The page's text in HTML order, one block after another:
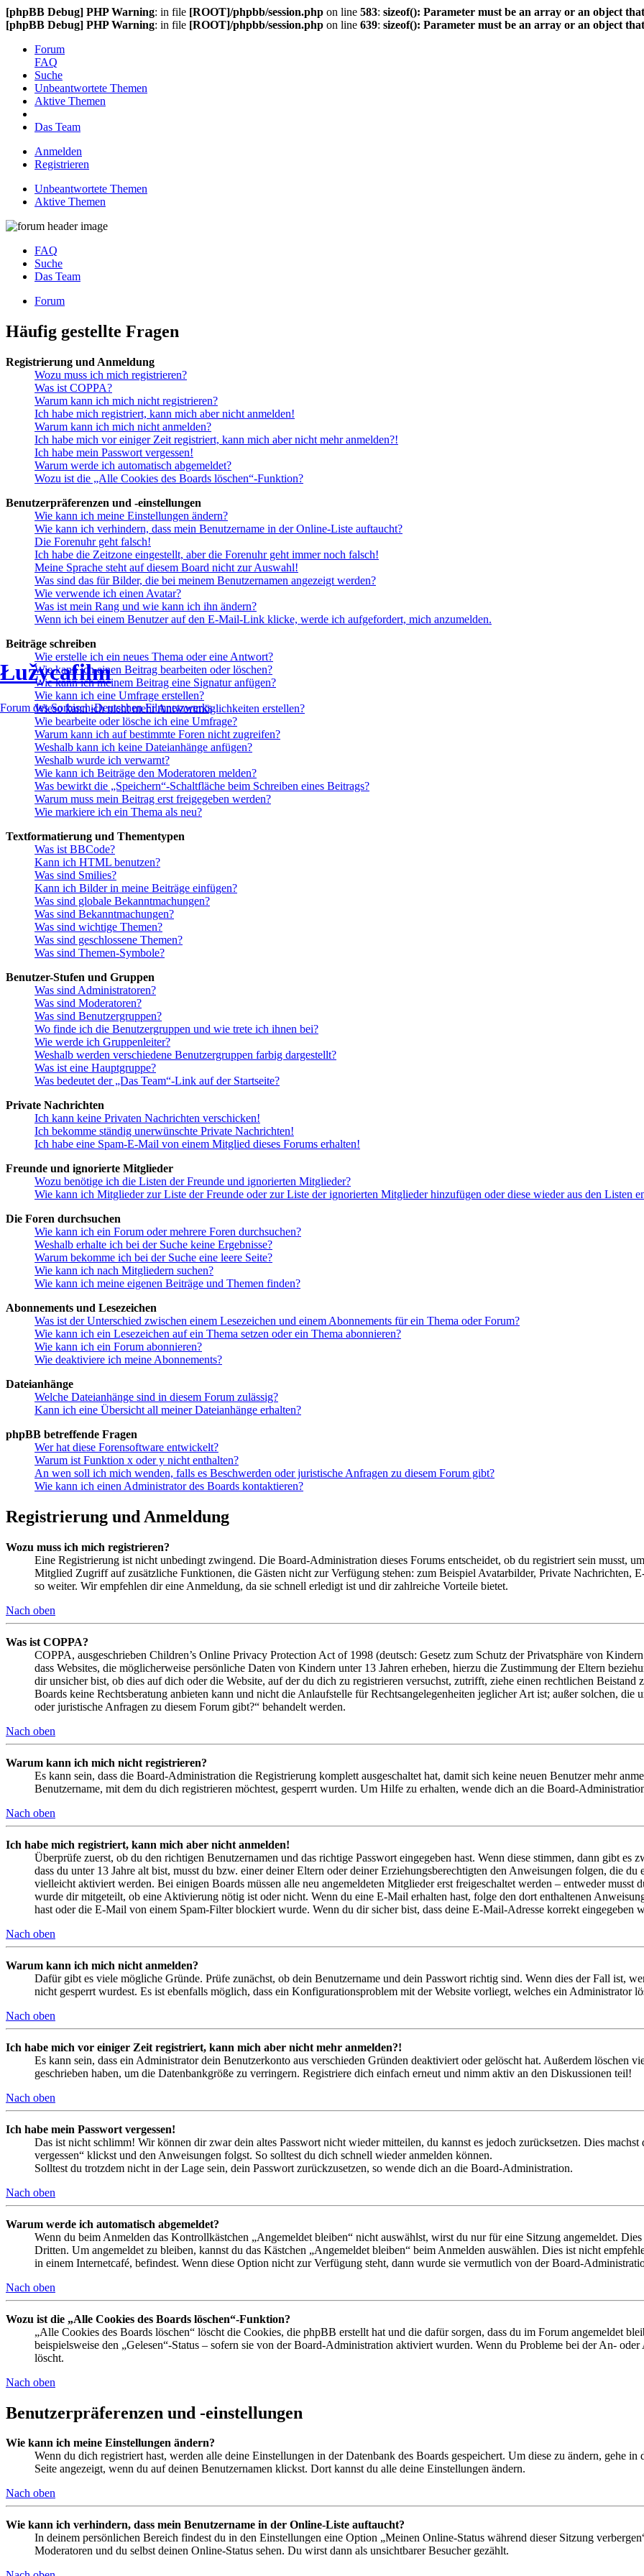
[phpBB Debug] PHP Warning: in file [ROOT]/phpbb/session.php on line 583: sizeof(): Parameter must be an array or an object
[phpBB Debug] PHP Warning: in file [ROOT]/phpbb/session.php on line 639: sizeof(): Parameter must be an array or an object
Forum
FAQ
Suche
Unbeantwortete Themen
Aktive Themen
Das Team
Anmelden
Registrieren
Unbeantwortete Themen
Aktive Themen
Łužycafilm
Forum des Sorbisch-Deutschen Filmnetzwerks
FAQ
Suche
Das Team
Forum
Häufig gestellte Fragen
Registrierung und Anmeldung
Wozu muss ich mich registrieren?
Was ist COPPA?
Warum kann ich mich nicht registrieren?
Ich habe mich registriert, kann mich aber nicht anmelden!
Warum kann ich mich nicht anmelden?
Ich habe mich vor einiger Zeit registriert, kann mich aber nicht mehr anmelden?!
Ich habe mein Passwort vergessen!
Warum werde ich automatisch abgemeldet?
Wozu ist die „Alle Cookies des Boards löschen“-Funktion?
Benutzerpräferenzen und -einstellungen
Wie kann ich meine Einstellungen ändern?
Wie kann ich verhindern, dass mein Benutzername in der Online-Liste auftaucht?
Die Forenuhr geht falsch!
Ich habe die Zeitzone eingestellt, aber die Forenuhr geht immer noch falsch!
Meine Sprache steht auf diesem Board nicht zur Auswahl!
Was sind das für Bilder, die bei meinem Benutzernamen angezeigt werden?
Wie verwende ich einen Avatar?
Was ist mein Rang und wie kann ich ihn ändern?
Wenn ich bei einem Benutzer auf den E-Mail-Link klicke, werde ich aufgefordert, mich anzumelden.
Beiträge schreiben
Wie erstelle ich ein neues Thema oder eine Antwort?
Wie kann ich einen Beitrag bearbeiten oder löschen?
Wie kann ich meinem Beitrag eine Signatur anfügen?
Wie kann ich eine Umfrage erstellen?
Wieso kann ich nicht mehr Antwortmöglichkeiten erstellen?
Wie bearbeite oder lösche ich eine Umfrage?
Warum kann ich auf bestimmte Foren nicht zugreifen?
Weshalb kann ich keine Dateianhänge anfügen?
Weshalb wurde ich verwarnt?
Wie kann ich Beiträge den Moderatoren melden?
Was bewirkt die „Speichern“-Schaltfläche beim Schreiben eines Beitrags?
Warum muss mein Beitrag erst freigegeben werden?
Wie markiere ich ein Thema als neu?
Textformatierung und Thementypen
Was ist BBCode?
Kann ich HTML benutzen?
Was sind Smilies?
Kann ich Bilder in meine Beiträge einfügen?
Was sind globale Bekanntmachungen?
Was sind Bekanntmachungen?
Was sind wichtige Themen?
Was sind geschlossene Themen?
Was sind Themen-Symbole?
Benutzer-Stufen und Gruppen
Was sind Administratoren?
Was sind Moderatoren?
Was sind Benutzergruppen?
Wo finde ich die Benutzergruppen und wie trete ich ihnen bei?
Wie werde ich Gruppenleiter?
Weshalb werden verschiedene Benutzergruppen farbig dargestellt?
Was ist eine Hauptgruppe?
Was bedeutet der „Das Team“-Link auf der Startseite?
Private Nachrichten
Ich kann keine Privaten Nachrichten verschicken!
Ich bekomme ständig unerwünschte Private Nachrichten!
Ich habe eine Spam-E-Mail von einem Mitglied dieses Forums erhalten!
Freunde und ignorierte Mitglieder
Wozu benötige ich die Listen der Freunde und ignorierten Mitglieder?
Wie kann ich Mitglieder zur Liste der Freunde oder zur Liste der ignorierten Mitglieder hinzufügen oder diese wieder aus den Listen
Die Foren durchsuchen
Wie kann ich ein Forum oder mehrere Foren durchsuchen?
Weshalb erhalte ich bei der Suche keine Ergebnisse?
Warum bekomme ich bei der Suche eine leere Seite?
Wie kann ich nach Mitgliedern suchen?
Wie kann ich meine eigenen Beiträge und Themen finden?
Abonnements und Lesezeichen
Was ist der Unterschied zwischen einem Lesezeichen und einem Abonnements für ein Thema oder Forum?
Wie kann ich ein Lesezeichen auf ein Thema setzen oder ein Thema abonnieren?
Wie kann ich ein Forum abonnieren?
Wie deaktiviere ich meine Abonnements?
Dateianhänge
Welche Dateianhänge sind in diesem Forum zulässig?
Kann ich eine Übersicht all meiner Dateianhänge erhalten?
phpBB betreffende Fragen
Wer hat diese Forensoftware entwickelt?
Warum ist Funktion x oder y nicht enthalten?
An wen soll ich mich wenden, falls es Beschwerden oder juristische Anfragen zu diesem Forum gibt?
Wie kann ich einen Administrator des Boards kontaktieren?
Registrierung und Anmeldung
Wozu muss ich mich registrieren?
Eine Registrierung ist nicht unbedingt zwingend. Die Board-Administration dieses Forums entscheidet, ob du registriert sein musst,
Mitglied Zugriff auf zusätzliche Funktionen, die Gästen nicht zur Verfügung stehen: zum Beispiel Avatarbilder, Private Nachrichten,
so weiter. Wir empfehlen dir eine Anmeldung, da sie schnell erledigt ist und dir zahlreiche Vorteile bietet.
Nach oben
Was ist COPPA?
COPPA, ausgeschrieben Children’s Online Privacy Protection Act of 1998 (deutsch: Gesetz zum Schutz der Privatsphäre von
dass Websites, die möglicherweise persönliche Daten von Kindern unter 13 Jahren erheben, hierzu die Zustimmung der Eltern
dir unsicher bist, ob dies auf dich oder die Website, auf der du dich zu registrieren versuchst, zutrifft, ziehe einen rechtlichen
Boards keine Rechtsberatung anbieten kann und nicht die Anlaufstelle für Rechtsangelegenheiten jeglicher Art ist; außer solchen,
oder juristische Anfragen zu diesem Forum gibt?“ behandelt werden.
Nach oben
Warum kann ich mich nicht registrieren?
Es kann sein, dass die Board-Administration die Registrierung komplett ausgeschaltet hat, damit sich keine neuen Benutzer mehr
Benutzername, mit dem du dich registrieren möchtest, gesperrt wurden. Um Hilfe zu erhalten, wende dich an die Board-
Nach oben
Ich habe mich registriert, kann mich aber nicht anmelden!
Überprüfe zuerst, ob du den richtigen Benutzernamen und das richtige Passwort eingegeben hast. Wenn diese stimmen, dann gibt es
dass du unter 13 Jahre alt bist, musst du bzw. einer deiner Eltern oder deiner Erziehungsberechtigten den Anweisungen folgen, die
vielleicht aktiviert werden. Bei einigen Boards müssen alle neu angemeldeten Mitglieder erst freigeschaltet werden – entweder musst
wurde dir mitgeteilt, ob eine Aktivierung nötig ist oder nicht. Wenn du eine E-Mail erhalten hast, folge den dort enthaltenen
hast oder die E-Mail von einem Spam-Filter blockiert wurde. Wenn du dir sicher bist, dass deine E-Mail-Adresse korrekt eingegeben
Nach oben
Warum kann ich mich nicht anmelden?
Dafür gibt es viele mögliche Gründe. Prüfe zunächst, ob dein Benutzername und dein Passwort richtig sind. Wenn dies der Fall ist,
nicht gesperrt wurdest. Es ist ebenfalls möglich, dass ein Konfigurationsproblem mit der Website vorliegt, welches ein Administrator
Nach oben
Ich habe mich vor einiger Zeit registriert, kann mich aber nicht mehr anmelden?!
Es kann sein, dass ein Administrator dein Benutzerkonto aus verschieden Gründen deaktiviert oder gelöscht hat. Außerdem löschen
geschrieben haben, um die Datenbankgröße zu verringern. Registriere dich einfach erneut und nimm aktiv an den Diskussionen teil!
Nach oben
Ich habe mein Passwort vergessen!
Das ist nicht schlimm! Wir können dir zwar dein altes Passwort nicht wieder mitteilen, du kannst es jedoch zurücksetzen. Dies
vergessen“ klickst und den Anweisungen folgst. So solltest du dich schnell wieder anmelden können.
Solltest du trotzdem nicht in der Lage sein, dein Passwort zurückzusetzen, so wende dich an die Board-Administration.
Nach oben
Warum werde ich automatisch abgemeldet?
Wenn du beim Anmelden das Kontrollkästchen „Angemeldet bleiben“ nicht auswählst, wirst du nur für eine Sitzung angemeldet.
Dritten. Um angemeldet zu bleiben, kannst du das Kästchen „Angemeldet bleiben“ beim Anmelden auswählen. Dies ist nicht
in einem Internetcafé, befindest. Wenn diese Option nicht zur Verfügung steht, dann wurde sie vermutlich von der Board-
Nach oben
Wozu ist die „Alle Cookies des Boards löschen“-Funktion?
„Alle Cookies des Boards löschen“ löscht die Cookies, die phpBB erstellt hat und die dafür sorgen, dass du im Forum angemeldet
beispielsweise den „Gelesen“-Status – sofern sie von der Board-Administration aktiviert wurden. Wenn du Probleme bei der An-
löscht.
Nach oben
Benutzerpräferenzen und -einstellungen
Wie kann ich meine Einstellungen ändern?
Wenn du dich registriert hast, werden alle deine Einstellungen in der Datenbank des Boards gespeichert. Um diese zu ändern, gehe
Seite angezeigt, wenn du auf deinen Benutzernamen klickst. Dort kannst du alle deine Einstellungen ändern.
Nach oben
Wie kann ich verhindern, dass mein Benutzername in der Online-Liste auftaucht?
In deinem persönlichen Bereich findest du in den Einstellungen eine Option „Meinen Online-Status während dieser Sitzung
Moderatoren und du selbst deinen Online-Status sehen. Du wirst dann als unsichtbarer Besucher gezählt.